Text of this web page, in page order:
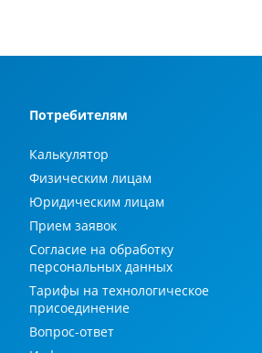
Потребителям
Калькулятор
Физическим лицам
Юридическим лицам
Прием заявок
Согласие на обработку
персональных данных
Тарифы на технологическое
присоединение
Вопрос-ответ